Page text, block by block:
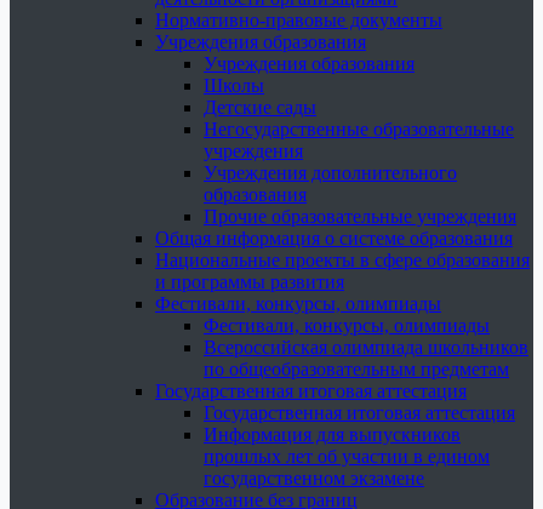
Нормативно-правовые документы
Учреждения образования
Учреждения образования
Школы
Детские сады
Негосударственные образовательные
учреждения
Учреждения дополнительного
образования
Прочие образовательные учреждения
Общая информация о системе образования
Национальные проекты в сфере образования
и программы развития
Фестивали, конкурсы, олимпиады
Фестивали, конкурсы, олимпиады
Всероссийская олимпиада школьников
по общеобразовательным предметам
Государственная итоговая аттестация
Государственная итоговая аттестация
Информация для выпускников
прошлых лет об участии в едином
государственном экзамене
Образование без границ